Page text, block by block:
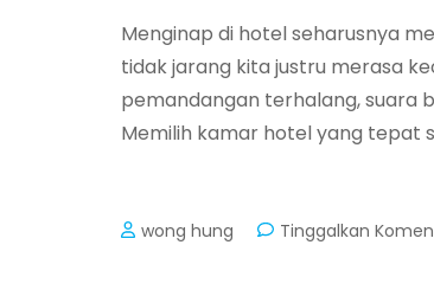
Menginap di hotel seharusnya
tidak jarang kita justru merasa
pemandangan terhalang, suara
Memilih kamar hotel yang tepat
wong hung Tinggalkan